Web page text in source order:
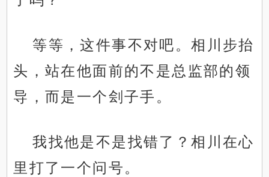
等等，这件事不对吧。相川步抬
头，站在他面前的不是总监部的领
导，而是一个刽子手。
我找他是不是找错了？相川在心
里打了一个问号。